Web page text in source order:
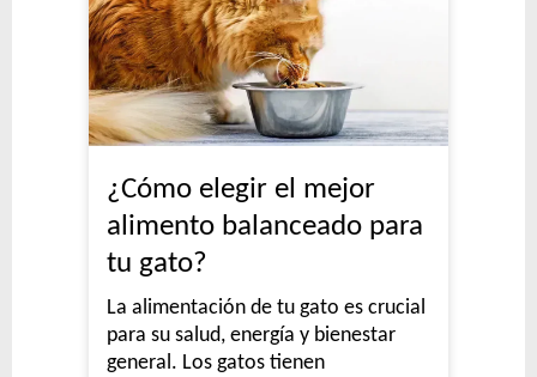
¿Cómo elegir el mejor
alimento balanceado para
tu gato?
La alimentación de tu gato es crucial
para su salud, energía y bienestar
general. Los gatos tienen